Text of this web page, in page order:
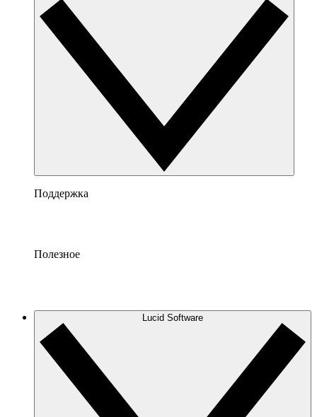
Поддержка
Полезное
Lucid Software